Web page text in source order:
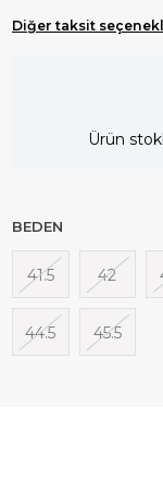
Diğer taksit
Ürün
BEDEN
41.5 42
44.5 45.5